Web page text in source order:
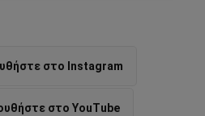
στο Instagram
στο YouTube